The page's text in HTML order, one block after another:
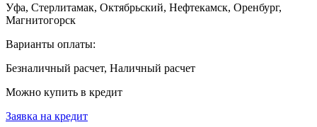
Уфа, Стерлитамак, Октябрьский, Нефтекамск, Оренбург,
Магнитогорск
Варианты оплаты:
Безналичный расчет, Наличный расчет
Можно купить в кредит
Заявка на кредит